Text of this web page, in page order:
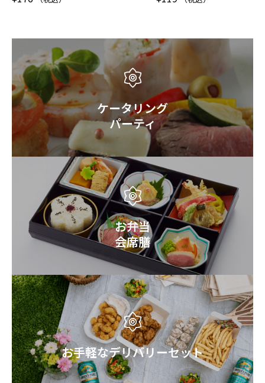
ケータリング
パーティ
お弁当
会席膳
お手軽なデリバリーセット